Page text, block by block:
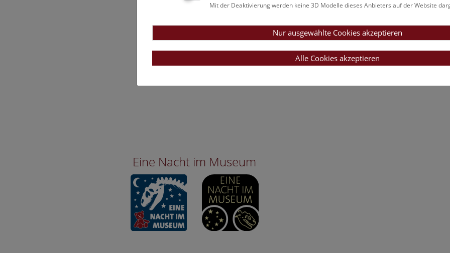
Eine Nacht im Museum
Mit der Deaktivierung werden keine 3D Modelle dieses Anbieters auf der Website
Nur ausgewählte Cookies akzeptieren
Alle Cookies akzeptieren